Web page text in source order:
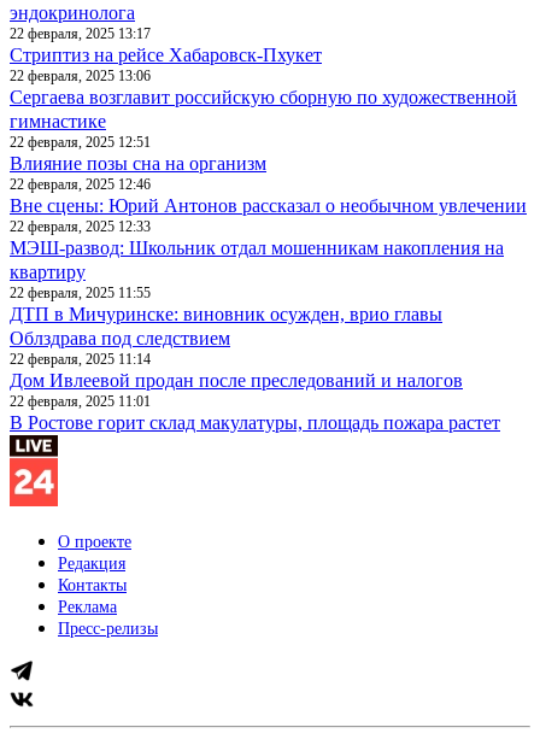
эндокринолога
22 февраля, 2025 13:17
Стриптиз на рейсе Хабаровск-Пхукет
22 февраля, 2025 13:06
Сергаева возглавит российскую сборную по художественной
гимнастике
22 февраля, 2025 12:51
Влияние позы сна на организм
22 февраля, 2025 12:46
Вне сцены: Юрий Антонов рассказал о необычном увлечении
22 февраля, 2025 12:33
МЭШ-развод: Школьник отдал мошенникам накопления на
квартиру
22 февраля, 2025 11:55
ДТП в Мичуринске: виновник осужден, врио главы
Облздрава под следствием
22 февраля, 2025 11:14
Дом Ивлеевой продан после преследований и налогов
22 февраля, 2025 11:01
В Ростове горит склад макулатуры, площадь пожара растет
О проекте
Редакция
Контакты
Реклама
Пресс-релизы